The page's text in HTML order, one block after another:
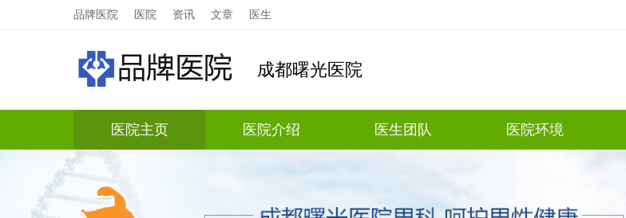
品牌医院 医院 资讯 文章 医生
成都曙光医院
医院主页 医院介绍 医生团队 医院环境